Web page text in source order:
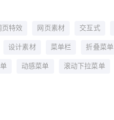
页特效 网页素材 交互式
设计素材 菜单栏 折叠菜单
动感菜单 滚动下拉菜单